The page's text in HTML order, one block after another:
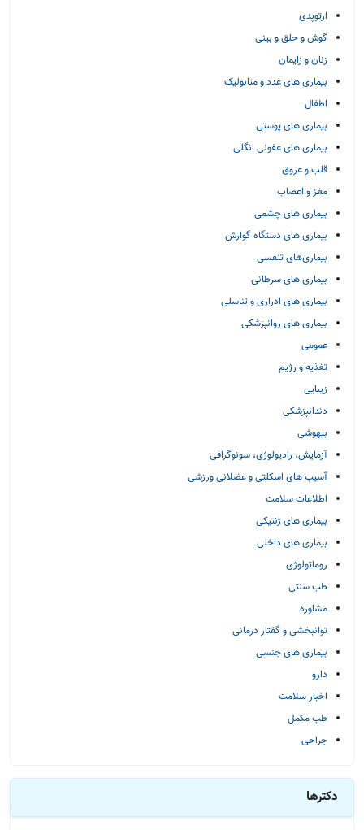
ارتوپدی
گوش و حلق و بینی
زنان و زایمان
بیماری های غدد و متابولیک
اطفال
بیماری های پوستی
بیماری های عفونی انگلی
قلب و عروق
مغز و اعصاب
بیماری های چشمی
بیماری های دستگاه گوارش
بیماری‌های تنفسی
بیماری های سرطانی
بیماری های ادراری و تناسلی
بیماری های روانپزشکی
عمومی
تغذیه و رژیم
زیبایی
دندانپزشکی
بیهوشی
آزمایش، رادیولوژی، سونوگرافی
آسیب های اسکلتی و عضلانی ورزشی
اطلاعات سلامت
بیماری های ژنتیکی
بیماری های داخلی
روماتولوژی
طب سنتی
مشاوره
توانبخشی و گفتار درمانی
بیماری های جنسی
دارو
اخبار سلامت
طب مکمل
جراحی
دکترها